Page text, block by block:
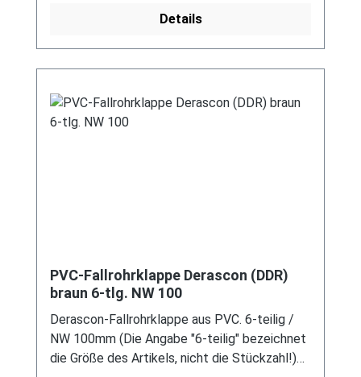
vermeiden! Für DDR-Dachrinne Es handelt
modernen Systemen nicht kompatibel ist. Bei
Fragen stehen wir gerne auch telefonische für
Details
PVC-Fallrohrklappe Derascon (DDR)
braun 6-tlg. NW 100
Derascon-Fallrohrklappe aus PVC. 6-teilig /
NW 100mm (Die Angabe "6-teilig" bezeichnet
die Größe des Artikels, nicht die Stückzahl!)